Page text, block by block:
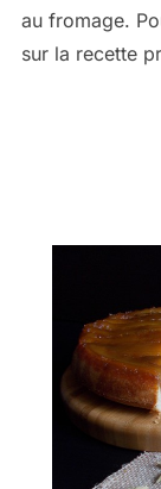
au fromage.
sur la recette